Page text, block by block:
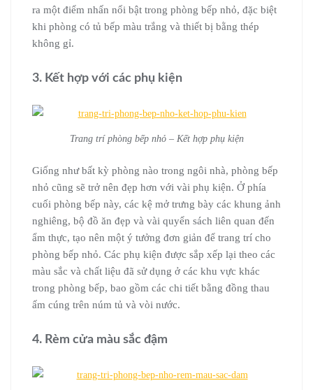
ra một điểm nhấn nổi bật trong phòng bếp nhỏ, đặc biệt
khi phòng có tủ bếp màu trắng và thiết bị bằng thép
không gỉ.
3. Kết hợp với các phụ kiện
Trang trí phòng bếp nhỏ – Kết hợp phụ kiện
Giống như bất kỳ phòng nào trong ngôi nhà, phòng bếp
nhỏ cũng sẽ trở nên đẹp hơn với vài phụ kiện. Ở phía
cuối phòng bếp này, các kệ mở trưng bày các khung ảnh
nghiêng, bộ đồ ăn đẹp và vài quyển sách liên quan đến
ẩm thực, tạo nên một ý tưởng đơn giản để trang trí cho
phòng bếp nhỏ. Các phụ kiện được sắp xếp lại theo các
màu sắc và chất liệu đã sử dụng ở các khu vực khác
trong phòng bếp, bao gồm các chi tiết bằng đồng thau
ấm cúng trên núm tủ và vòi nước.
4. Rèm cửa màu sắc đậm